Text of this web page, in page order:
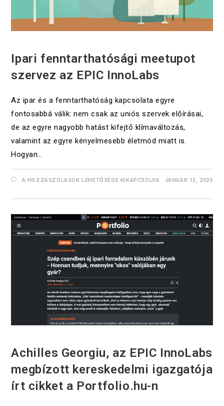
Ipari fenntarthatósági meetupot
szervez az EPIC InnoLabs
Az ipar és a fenntarthatóság kapcsolata egyre
fontosabbá válik: nem csak az uniós szervek előírásai,
de az egyre nagyobb hatást kifejtő klímaváltozás,
valamint az egyre kényelmesebb életmód miatt is.
Hogyan…
A HOZZÁSZÓLÁSOK LEHETŐSÉGE KIKAPCSOLVA JANUÁR 13, 2025
Achilles Georgiu, az EPIC InnoLabs
megbízott kereskedelmi igazgatója
írt cikket a Portfolio.hu-n